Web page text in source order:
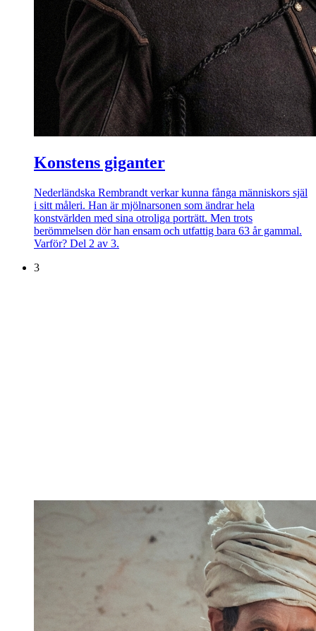
Konstens giganter
Nederländska Rembrandt verkar kunna fånga människors själ
i sitt måleri. Han är mjölnarsonen som ändrar hela
konstvärlden med sina otroliga porträtt. Men trots
berömmelsen dör han ensam och utfattig bara 63 år gammal.
Varför? Del 2 av 3.
3